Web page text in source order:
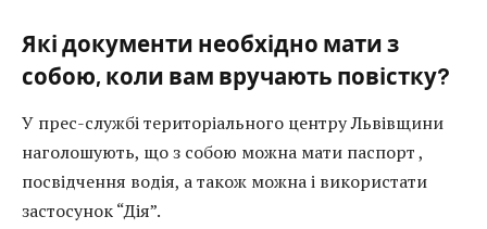
Які документи необхідно мати з
собою, коли вам вручають повістку?
У прес-службі територіального центру Львівщини
наголошують, що з собою можна мати паспорт ,
посвідчення водія, а також можна і використати
застосунок “Дія”.